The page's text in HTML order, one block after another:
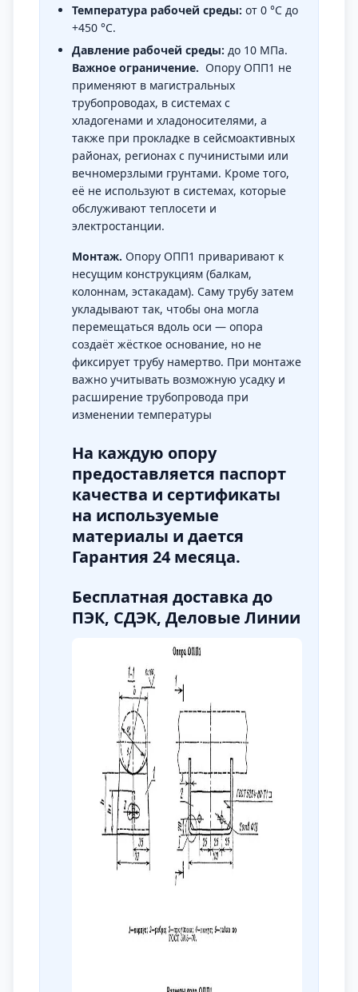
Температура рабочей среды: от 0 °C до
+450 °C.
Давление рабочей среды: до 10 МПа.
Важное ограничение. Опору ОПП1 не
применяют в магистральных
трубопроводах, в системах с
хладогенами и хладоносителями, а
также при прокладке в сейсмоактивных
районах, регионах с пучинистыми или
вечномерзлыми грунтами. Кроме того,
её не используют в системах, которые
обслуживают теплосети и
электростанции.
Монтаж. Опору ОПП1 приваривают к
несущим конструкциям (балкам,
колоннам, эстакадам). Саму трубу затем
укладывают так, чтобы она могла
перемещаться вдоль оси — опора
создаёт жёсткое основание, но не
фиксирует трубу намертво. При монтаже
важно учитывать возможную усадку и
расширение трубопровода при
изменении температуры
На каждую опору
предоставляется паспорт
качества и сертификаты
на используемые
материалы и дается
Гарантия 24 месяца.
Бесплатная доставка до
ПЭК, СДЭК, Деловые Линии